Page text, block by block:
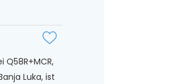
Luka, ist